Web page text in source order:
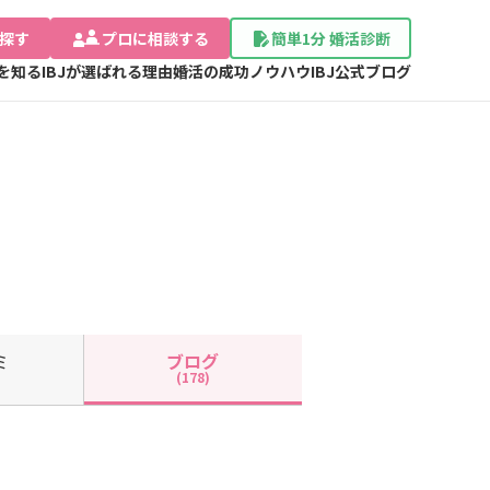
す プロに相談する
簡単1分 婚活診断
知るIBJが選ばれる理由婚活の成功ノウハウIBJ公式ブログ
ブログ
(178)